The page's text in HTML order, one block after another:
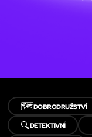
🗺️DOBRODRUŽSTVÍ
🔍DETEKTIVNÍ